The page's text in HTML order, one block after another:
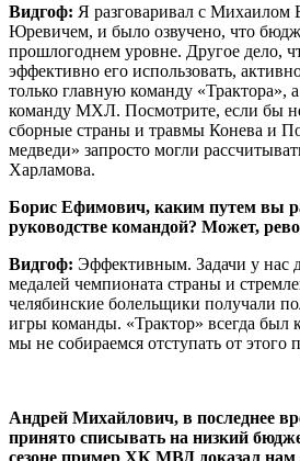
Видгоф: Я разговаривал с Михаилом
Юревичем, и было озвучено, что
прошлогоднем уровне. Другое дело,
эффективно его использовать,
только главную команду «Трактора»,
команду МХЛ. Посмотрите, если бы
сборные страны и травмы Конева и
медведи» запросто могли
Харламова.
Борис Ефимович, каким путем вы
руководстве командой? Может,
Видгоф: Эффективным. Задачи у нас
медалей чемпионата страны и
челябинские болельщики получали
игры команды. «Трактор» всегда был
мы не собираемся отступать от этого
Андрей Михайлович, в последнее
принято списывать на низкий
сезоне пример ХК МВД доказал нам